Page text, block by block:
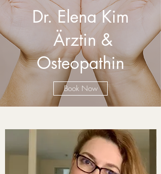
Dr. Elena Kim
Ärztin &
Osteopathin
Book Now